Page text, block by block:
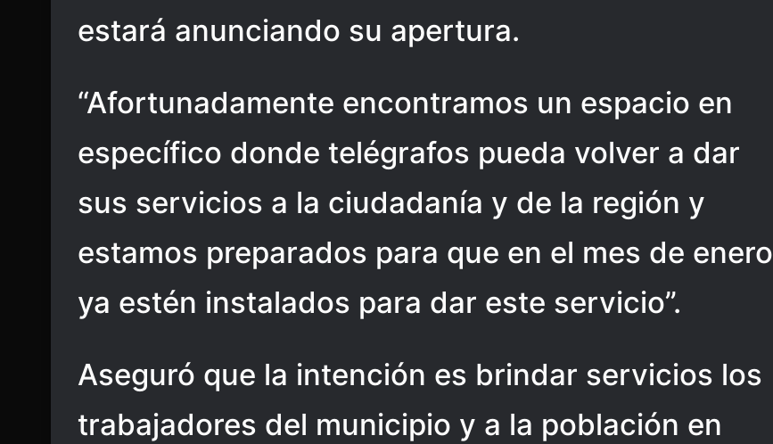
estará anunciando su apertura.
“Afortunadamente encontramos un espacio en
específico donde telégrafos pueda volver a dar
sus servicios a la ciudadanía y de la región y
estamos preparados para que en el mes de enero
ya estén instalados para dar este servicio”.
Aseguró que la intención es brindar servicios los
trabajadores del municipio y a la población en